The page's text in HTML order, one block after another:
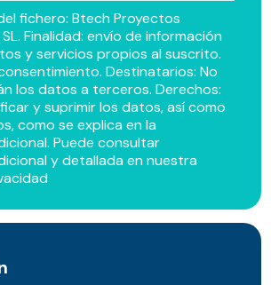
fichero: Btech Proyectos
Finalidad: envío de información
y servicios propios al suscrito.
Destinatarios: No
los datos a terceros. Derechos:
y suprimir los datos, así como
como se explica en la
Puede consultar
y detallada en nuestra